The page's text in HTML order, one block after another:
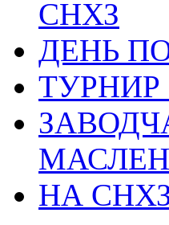
СНХЗ
ДЕНЬ
НА